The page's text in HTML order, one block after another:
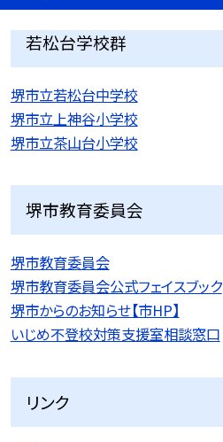
若松台学校群
堺市立若松台中学校
堺市立上神谷小学校
堺市立茶山台小学校
堺市教育委員会
堺市教育委員会
堺市教育委員会公式フェイスブック
堺市からのお知らせ【市HP】
いじめ不登校対策支援室相談窓口
リンク